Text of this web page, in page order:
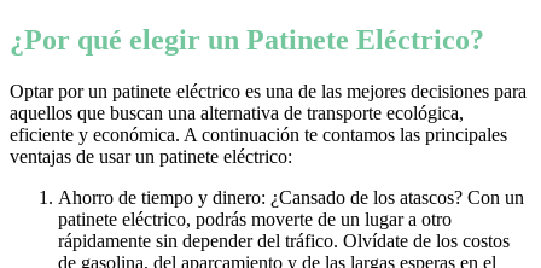
¿Por qué elegir un Patinete Eléctrico?
Optar por un patinete eléctrico es una de las mejores decisiones para
aquellos que buscan una alternativa de transporte ecológica,
eficiente y económica. A continuación te contamos las principales
ventajas de usar un patinete eléctrico:
Ahorro de tiempo y dinero: ¿Cansado de los atascos? Con un
patinete eléctrico, podrás moverte de un lugar a otro
rápidamente sin depender del tráfico. Olvídate de los costos
de gasolina, del aparcamiento y de las largas esperas en el